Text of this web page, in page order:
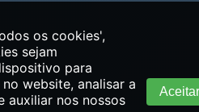
os cookies',
sejam
para
website, analisar a
auxiliar nos nossos